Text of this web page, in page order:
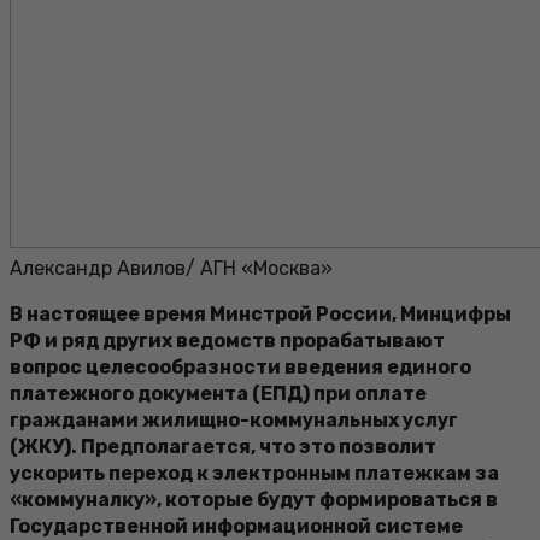
Александр Авилов/ АГН «Москва»
В настоящее время Минстрой России, Минцифры
РФ и ряд других ведомств прорабатывают
вопрос целесообразности введения единого
платежного документа (ЕПД) при оплате
гражданами жилищно-коммунальных услуг
(ЖКУ). Предполагается, что это позволит
ускорить переход к электронным платежкам за
«коммуналку», которые будут формироваться в
Государственной информационной системе